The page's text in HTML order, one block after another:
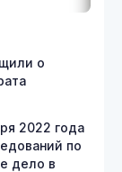
о
2022 года
по
дело в